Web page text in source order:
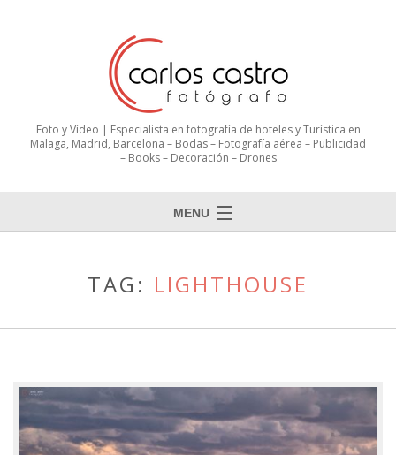
Foto y Vídeo | Especialista en fotografía de hoteles y Turística en
Malaga, Madrid, Barcelona – Bodas – Fotografía aérea – Publicidad
– Books – Decoración – Drones
MENU
TAG: LIGHTHOUSE